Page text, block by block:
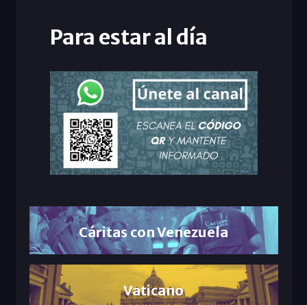
Para estar al día
Cáritas con Venezuela
Vaticano